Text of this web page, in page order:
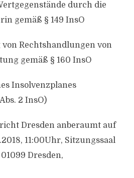
durch die
gemäß § 149 InsO
von Rechtshandlungen von
gemäß § 160 InsO
Insolvenzplanes
2 InsO)
Dresden anberaumt auf
11:00Uhr, Sitzungssaal
Dresden,